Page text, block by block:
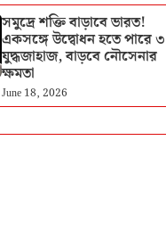
সমুদ্রে শক্তি বাড়াবে ভারত!
একসঙ্গে উদ্বোধন হতে পারে ৩
যুদ্ধজাহাজ, বাড়বে নৌসেনার
ক্ষমতা
June 18, 2026